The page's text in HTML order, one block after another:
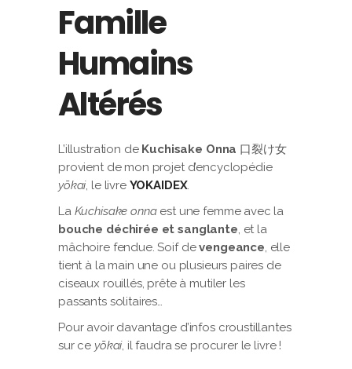
Famille
Humains
Altérés
L’illustration de Kuchisake Onna 口裂け女
provient de mon projet d’encyclopédie
yōkai, le livre YOKAIDEX.
La Kuchisake onnaest une femme avec la
bouche déchirée et sanglante, et la
mâchoire fendue. Soif devengeance, elle
tient à la main une ou plusieurs paires de
ciseaux rouillés, prête à mutiler les
passants solitaires…
Pour avoir davantage d’infos croustillantes
sur ce yōkai, il faudra se procurer le livre !